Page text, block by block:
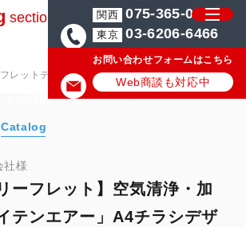
section
トの目的・用途別サービス
関西 075-365-0571
東京 03-6206-6466
お問い合わせフォームはこちら
Web商談も対応中
レットデザイン会社はJPC カタログ・パンフレ
Catalog
社様
ーフレット】空気清浄・加
テンエアー」A4チラシデザ